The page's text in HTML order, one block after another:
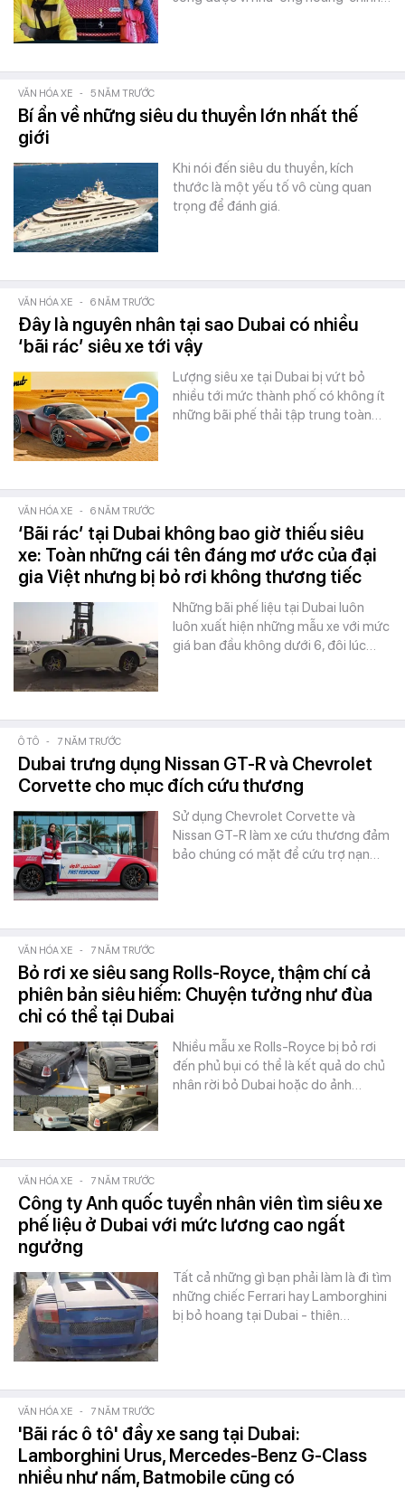
VĂN HÓA XE - 5 NĂM TRƯỚC
Bí ẩn về những siêu du thuyền lớn nhất thế
giới
Khi nói đến siêu du thuyền, kích
thước là một yếu tố vô cùng quan
trọng để đánh giá.
VĂN HÓA XE - 6 NĂM TRƯỚC
Đây là nguyên nhân tại sao Dubai có nhiều
‘bãi rác’ siêu xe tới vậy
Lượng siêu xe tại Dubai bị vứt bỏ
nhiều tới mức thành phố có không ít
những bãi phế thải tập trung toàn…
VĂN HÓA XE - 6 NĂM TRƯỚC
‘Bãi rác’ tại Dubai không bao giờ thiếu siêu
xe: Toàn những cái tên đáng mơ ước của đại
gia Việt nhưng bị bỏ rơi không thương tiếc
Những bãi phế liệu tại Dubai luôn
luôn xuất hiện những mẫu xe với mức
giá ban đầu không dưới 6, đôi lúc…
Ô TÔ - 7 NĂM TRƯỚC
Dubai trưng dụng Nissan GT-R và Chevrolet
Corvette cho mục đích cứu thương
Sử dụng Chevrolet Corvette và
Nissan GT-R làm xe cứu thương đảm
bảo chúng có mặt để cứu trợ nạn…
VĂN HÓA XE - 7 NĂM TRƯỚC
Bỏ rơi xe siêu sang Rolls-Royce, thậm chí cả
phiên bản siêu hiếm: Chuyện tưởng như đùa
chỉ có thể tại Dubai
Nhiều mẫu xe Rolls-Royce bị bỏ rơi
đến phủ bụi có thể là kết quả do chủ
nhân rời bỏ Dubai hoặc do ảnh…
VĂN HÓA XE - 7 NĂM TRƯỚC
Công ty Anh quốc tuyển nhân viên tìm siêu xe
phế liệu ở Dubai với mức lương cao ngất
ngưởng
Tất cả những gì bạn phải làm là đi tìm
những chiếc Ferrari hay Lamborghini
bị bỏ hoang tại Dubai - thiên…
VĂN HÓA XE - 7 NĂM TRƯỚC
'Bãi rác ô tô' đầy xe sang tại Dubai:
Lamborghini Urus, Mercedes-Benz G-Class
nhiều như nấm, Batmobile cũng có